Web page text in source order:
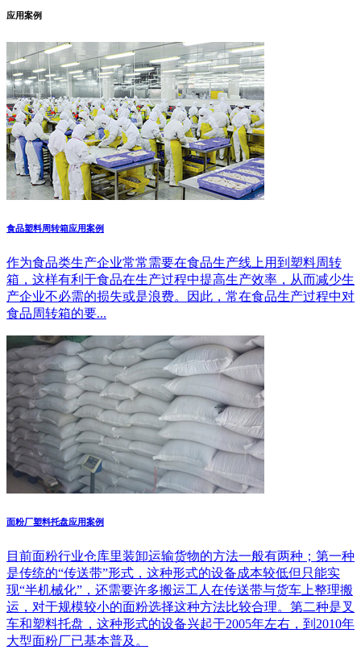
应用案例
食品塑料周转箱应用案例
作为食品类生产企业常常需要在食品生产线上用到塑料周转
箱，这样有利于食品在生产过程中提高生产效率，从而减少生
产企业不必需的损失或是浪费。因此，常在食品生产过程中对
食品周转箱的要...
面粉厂塑料托盘应用案例
目前面粉行业仓库里装卸运输货物的方法一般有两种；第一种
是传统的“传送带”形式，这种形式的设备成本较低但只能实
现“半机械化”，还需要许多搬运工人在传送带与货车上整理搬
运，对于规模较小的面粉选择这种方法比较合理。第二种是叉
车和塑料托盘，这种形式的设备兴起于2005年左右，到2010年
大型面粉厂已基本普及。